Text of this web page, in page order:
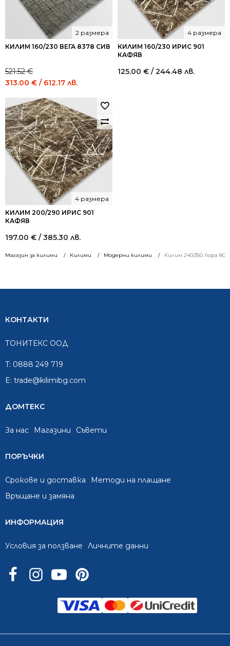
Магазин за килими Килими Модерни килими Килим 240/350 Лора
КИЛИМ 160/230 ВЕГА 8378 СИВ
2 размера
521.52€
Original
was:
521.52 €
/
1,020.00
лв..
313.00 € / 612.17 лв.
313.00 €
/
612.17
лв..
КИЛИМ 160/230 ИРИС 901
КАФЯВ
4 размера
125.00 € / 244.48 лв.
КИЛИМ 200/290 ИРИС 901
КАФЯВ
4 размера
197.00 € / 385.30 лв.
КОНТАКТИ
ТОНИТЕКС ООД
T: 0888 249 719
E: trade@kilimibg.com
ДОМТЕКС
За нас Mагазини Съвети
ПОРЪЧКИ
Срокове и доставка
Методи на плащане
Връщане и замяна
ИНФОРМАЦИЯ
Условия за ползване Личните данни